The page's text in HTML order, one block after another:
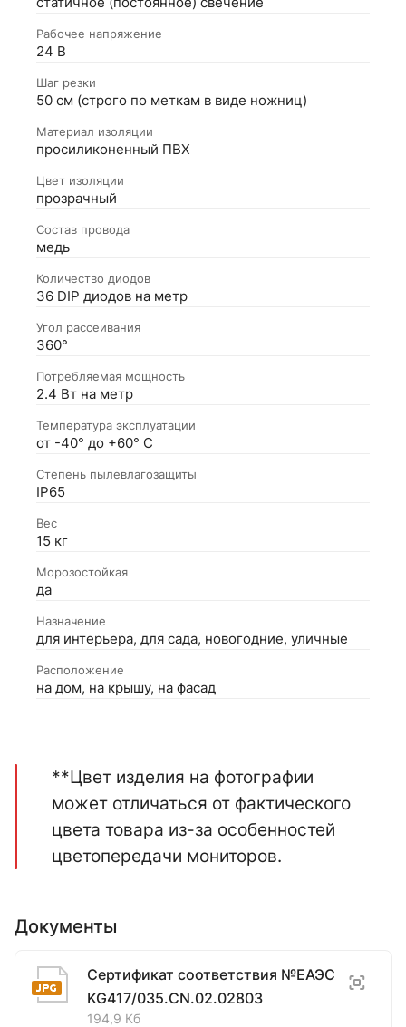
Рабочее напряжение
24 В
Шаг резки
50 см (строго по меткам в виде ножниц)
Материал изоляции
просиликоненный ПВХ
Цвет изоляции
прозрачный
Состав провода
медь
Количество диодов
36 DIP диодов на метр
Угол рассеивания
360°
Потребляемая мощность
2.4 Вт на метр
Температура эксплуатации
от -40° до +60° С
Степень пылевлагозащиты
IP65
Вес
15 кг
Морозостойкая
да
Назначение
для интерьера, для сада, новогодние, уличные
Расположение
на дом, на крышу, на фасад
**Цвет изделия на фотографии
может отличаться от фактического
цвета товара из-за особенностей
цветопередачи мониторов.
Документы
Сертификат соответствия №ЕАЭС
KG417/035.CN.02.02803
194,9 Кб